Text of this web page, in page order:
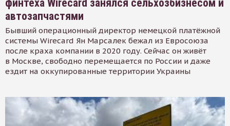
финтеха Wirecard занялся сельхозбизнесом и
автозапчастями
Бывший операционный директор немецкой платёжной
системы Wirecard Ян Марсалек бежал из Евросоюза
после краха компании в 2020 году. Сейчас он живёт
в Москве, свободно перемещается по России и даже
ездит на оккупированные территории Украины